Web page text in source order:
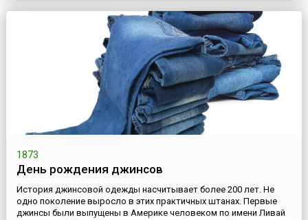
занимаясь исследованием Таймырского полуострова.В начале
декабря 1741 года Челюскин на собачьих упряжках с казаками
1873
День рождения джинсов
История джинсовой одежды насчитывает более 200 лет. Не
одно поколение выросло в этих практичных штанах. Первые
джинсы были выпущены в Америке человеком по имени Ливай